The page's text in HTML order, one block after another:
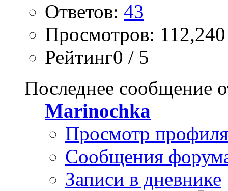
Ответов: 43
Просмотров: 112,240
Рейтинг0 / 5
Последнее сообщение
Marinochka
Просмотр профиля
Сообщения
Записи в дневнике